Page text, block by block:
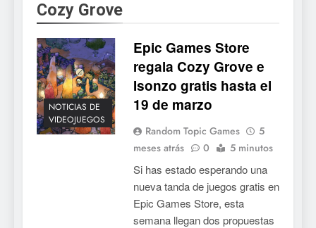
Cozy Grove
NOTICIAS DE
VIDEOJUEGOS
Epic Games Store
regala Cozy Grove e
Isonzo gratis hasta el
19 de marzo
Random Topic Games
5
meses atrás
0 5 minutos
Si has estado esperando una
nueva tanda de juegos gratis en
Epic Games Store, esta
semana llegan dos propuestas
6
Onimusha: Way of the Sword
ya tiene fecha: Capcom
reservas
NOTICIAS DE VIDEOJUEGOS
No Rest for the Wicked
confirma su versión 1.0 para
octubre en PS5 y PC
NOTICIAS DE VIDEOJUEGOS